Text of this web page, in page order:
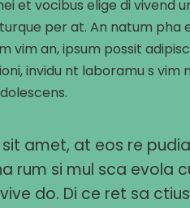
vocibus elige di vivend
per at. An natum pha
vim an, ipsum possit
invidu nt laboramu s
amet, at eos re
rum si mul sca evola
do. Di ce ret sa